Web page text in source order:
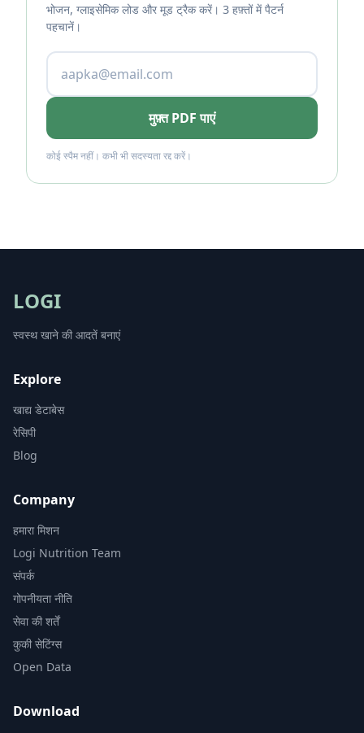
भोजन, ग्लाइसेमिक लोड और मूड ट्रैक करें। 3 हफ़्तों में पैटर्न
पहचानें।
मुफ़्त PDF पाएं
कोई स्पैम नहीं। कभी भी सदस्यता रद्द करें।
LOGI
स्वस्थ खाने की आदतें बनाएं
Explore
खाद्य डेटाबेस
रेसिपी
Blog
Company
हमारा मिशन
Logi Nutrition Team
संपर्क
गोपनीयता नीति
सेवा की शर्तें
कुकी सेटिंग्स
Open Data
Download